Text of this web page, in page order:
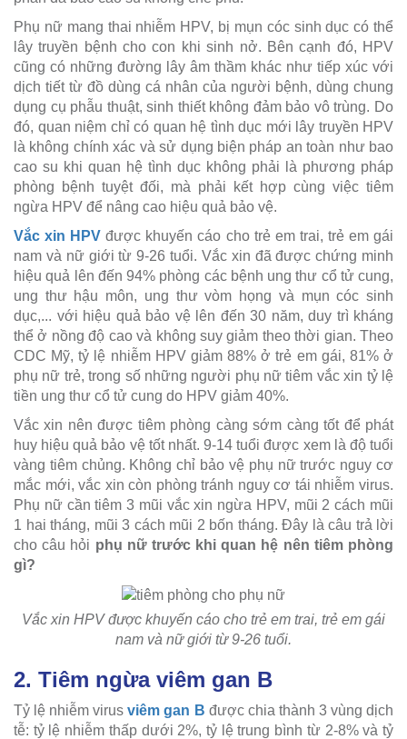
Phụ nữ mang thai nhiễm HPV, bị mụn cóc sinh dục có thể
lây truyền bệnh cho con khi sinh nở. Bên cạnh đó, HPV
cũng có những đường lây âm thầm khác như tiếp xúc với
dịch tiết từ đồ dùng cá nhân của người bệnh, dùng chung
dụng cụ phẫu thuật, sinh thiết không đảm bảo vô trùng. Do
đó, quan niệm chỉ có quan hệ tình dục mới lây truyền HPV
là không chính xác và sử dụng biện pháp an toàn như bao
cao su khi quan hệ tình dục không phải là phương pháp
phòng bệnh tuyệt đối, mà phải kết hợp cùng việc tiêm
ngừa HPV để nâng cao hiệu quả bảo vệ.
Vắc xin HPV được khuyến cáo cho trẻ em trai, trẻ em gái
nam và nữ giới từ 9-26 tuổi. Vắc xin đã được chứng minh
hiệu quả lên đến 94% phòng các bệnh ung thư cổ tử cung,
ung thư hậu môn, ung thư vòm họng và mụn cóc sinh
dục,... với hiệu quả bảo vệ lên đến 30 năm, duy trì kháng
thể ở nồng độ cao và không suy giảm theo thời gian. Theo
CDC Mỹ, tỷ lệ nhiễm HPV giảm 88% ở trẻ em gái, 81% ở
phụ nữ trẻ, trong số những người phụ nữ tiêm vắc xin tỷ lệ
tiền ung thư cổ tử cung do HPV giảm 40%.
Vắc xin nên được tiêm phòng càng sớm càng tốt để phát
huy hiệu quả bảo vệ tốt nhất. 9-14 tuổi được xem là độ tuổi
vàng tiêm chủng. Không chỉ bảo vệ phụ nữ trước nguy cơ
mắc mới, vắc xin còn phòng tránh nguy cơ tái nhiễm virus.
Phụ nữ cần tiêm 3 mũi vắc xin ngừa HPV, mũi 2 cách mũi
1 hai tháng, mũi 3 cách mũi 2 bốn tháng. Đây là câu trả lời
cho câu hỏi phụ nữ trước khi quan hệ nên tiêm phòng
gì?
Vắc xin HPV được khuyến cáo cho trẻ em trai, trẻ em gái
nam và nữ giới từ 9-26 tuổi.
2. Tiêm ngừa viêm gan B
Tỷ lệ nhiễm virusviêm gan B được chia thành 3 vùng dịch
tễ: tỷ lệ nhiễm thấp dưới 2%, tỷ lệ trung bình từ 2-8% và tỷ